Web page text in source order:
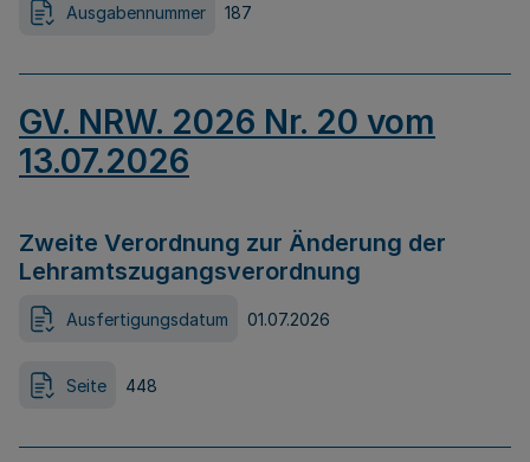
Ausgabennummer 187
GV. NRW. 2026 Nr. 20 vom
13.07.2026
Zweite Verordnung zur Änderung der
Lehramtszugangsverordnung
Ausfertigungsdatum 01.07.2026
Seite 448